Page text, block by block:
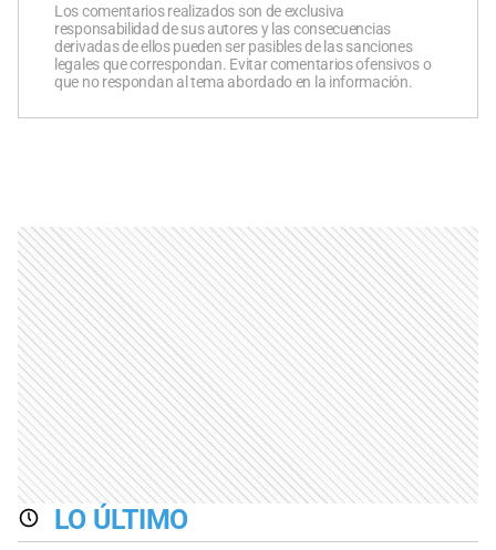
Los comentarios realizados son de exclusiva
responsabilidad de sus autores y las consecuencias
derivadas de ellos pueden ser pasibles de las sanciones
legales que correspondan. Evitar comentarios ofensivos o
que no respondan al tema abordado en la información.
LO ÚLTIMO